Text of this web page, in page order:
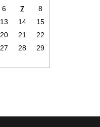
6 7
8
13 14
15
20 21
22
27 28
29